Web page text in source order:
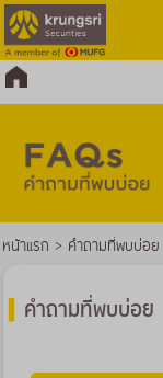
หน้าแรก > คำถามที่พบบ่อย
คำถามที่พบบ่อย